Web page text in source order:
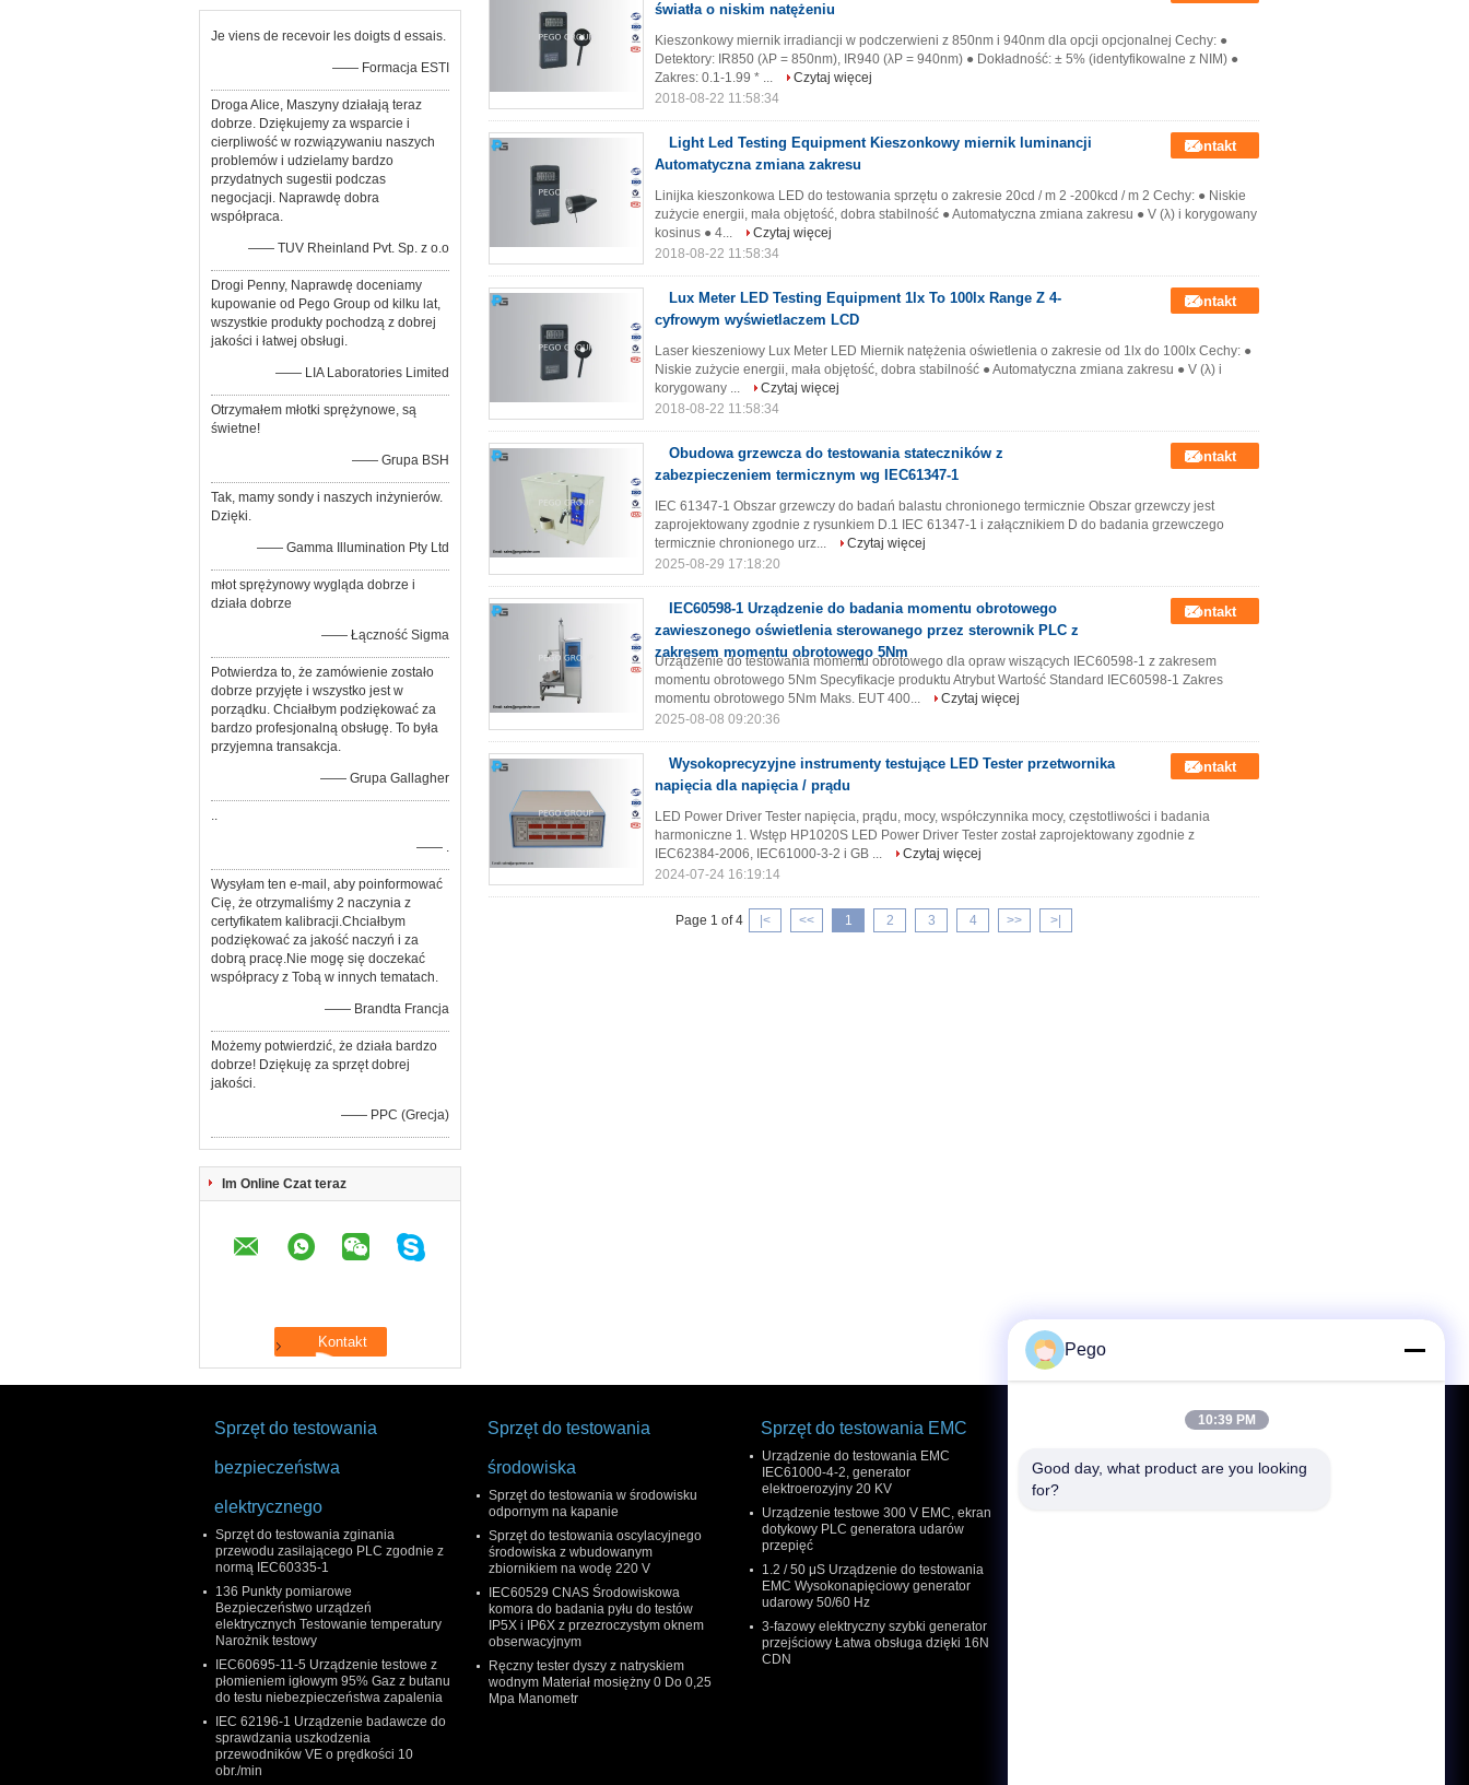
Je viens de recevoir les doigts d essais.
—— Formacja ESTI
Droga Alice, Maszyny działają teraz
dobrze. Dziękujemy za wsparcie i
cierpliwość w rozwiązywaniu naszych
problemów i udzielamy bardzo
przydatnych sugestii podczas
negocjacji. Naprawdę dobra
współpraca.
—— TUV Rheinland Pvt. Sp. z o.o
Drogi Penny, Naprawdę doceniamy
kupowanie od Pego Group od kilku lat,
wszystkie produkty pochodzą z dobrej
jakości i łatwej obsługi.
—— LIA Laboratories Limited
Otrzymałem młotki sprężynowe, są
świetne!
—— Grupa BSH
Tak, mamy sondy i naszych inżynierów.
Dzięki.
—— Gamma Illumination Pty Ltd
młot sprężynowy wygląda dobrze i
działa dobrze
—— Łączność Sigma
Potwierdza to, że zamówienie zostało
dobrze przyjęte i wszystko jest w
porządku. Chciałbym podziękować za
bardzo profesjonalną obsługę. To była
przyjemna transakcja.
—— Grupa Gallagher
..
—— .
Wysyłam ten e-mail, aby poinformować
Cię, że otrzymaliśmy 2 naczynia z
certyfikatem kalibracji.Chciałbym
podziękować za jakość naczyń i za
dobrą pracę.Nie mogę się doczekać
współpracy z Tobą w innych tematach.
—— Brandta Francja
Możemy potwierdzić, że działa bardzo
dobrze! Dziękuję za sprzęt dobrej
jakości.
—— PPC (Grecja)
Im Online Czat teraz
światła o niskim natężeniu
Kieszonkowy miernik irradiancji w podczerwieni z 850nm i 940nm dla opcji opcjonalnej Cechy: ●
Detektory: IR850 (λP = 850nm), IR940 (λP = 940nm) ● Dokładność: ± 5% (identyfikowalne z NIM) ●
Zakres: 0.1-1.99 * ...
Czytaj więcej
2018-08-22 11:58:34
Light Led Testing Equipment Kieszonkowy miernik luminancji
Automatyczna zmiana zakresu
Kontakt
Linijka kieszonkowa LED do testowania sprzętu o zakresie 20cd / m 2 -200kcd / m 2 Cechy: ● Niskie
zużycie energii, mała objętość, dobra stabilność ● Automatyczna zmiana zakresu ● V (λ) i korygowany
kosinus ● 4...
Czytaj więcej
2018-08-22 11:58:34
Lux Meter LED Testing Equipment 1lx To 100lx Range Z 4-
cyfrowym wyświetlaczem LCD
Kontakt
Laser kieszeniowy Lux Meter LED Miernik natężenia oświetlenia o zakresie od 1lx do 100lx Cechy: ●
Niskie zużycie energii, mała objętość, dobra stabilność ● Automatyczna zmiana zakresu ● V (λ) i
korygowany ...
Czytaj więcej
2018-08-22 11:58:34
Obudowa grzewcza do testowania stateczników z
zabezpieczeniem termicznym wg IEC61347-1
Kontakt
IEC 61347-1 Obszar grzewczy do badań balastu chronionego termicznie Obszar grzewczy jest
zaprojektowany zgodnie z rysunkiem D.1 IEC 61347-1 i załącznikiem D do badania grzewczego
termicznie chronionego urz...
Czytaj więcej
2025-08-29 17:18:20
IEC60598-1 Urządzenie do badania momentu obrotowego
zawieszonego oświetlenia sterowanego przez sterownik PLC z
zakresem momentu obrotowego 5Nm
Kontakt
Urządzenie do testowania momentu obrotowego dla opraw wiszących IEC60598-1 z zakresem
momentu obrotowego 5Nm Specyfikacje produktu Atrybut Wartość Standard IEC60598-1 Zakres
momentu obrotowego 5Nm Maks. EUT 400...
Czytaj więcej
2025-08-08 09:20:36
Wysokoprecyzyjne instrumenty testujące LED Tester przetwornika
napięcia dla napięcia / prądu
Kontakt
LED Power Driver Tester napięcia, prądu, mocy, współczynnika mocy, częstotliwości i badania
harmoniczne 1. Wstęp HP1020S LED Power Driver Tester został zaprojektowany zgodnie z
IEC62384-2006, IEC61000-3-2 i GB ...
Czytaj więcej
2024-07-24 16:19:14
Page 1 of 4 |< << 1 2 3 4 >> >|
Sprzęt do testowania
bezpieczeństwa
elektrycznego
Sprzęt do testowania zginania
przewodu zasilającego PLC zgodnie z
normą IEC60335-1
136 Punkty pomiarowe
Bezpieczeństwo urządzeń
elektrycznych Testowanie temperatury
Narożnik testowy
IEC60695-11-5 Urządzenie testowe z
płomieniem igłowym 95% Gaz z butanu
do testu niebezpieczeństwa zapalenia
IEC 62196-1 Urządzenie badawcze do
sprawdzania uszkodzenia
przewodników VE o prędkości 10
obr./min
Sprzęt do testowania
środowiska
Sprzęt do testowania w środowisku
odpornym na kapanie
Sprzęt do testowania oscylacyjnego
środowiska z wbudowanym
zbiornikiem na wodę 220 V
IEC60529 CNAS Środowiskowa
komora do badania pyłu do testów
IP5X i IP6X z przezroczystym oknem
obserwacyjnym
Ręczny tester dyszy z natryskiem
wodnym Materiał mosiężny 0 Do 0,25
Mpa Manometr
Sprzęt do testowania EMC
Urządzenie do testowania EMC
IEC61000-4-2, generator
elektroerozyjny 20 KV
Urządzenie testowe 300 V EMC, ekran
dotykowy PLC generatora udarów
przepięć
1.2 / 50 μS Urządzenie do testowania
EMC Wysokonapięciowy generator
udarowy 50/60 Hz
3-fazowy elektryczny szybki generator
przejściowy Łatwa obsługa dzięki 16N
CDN
Wysłać
Pego
10:39 PM
Good day, what product are you looking
for?